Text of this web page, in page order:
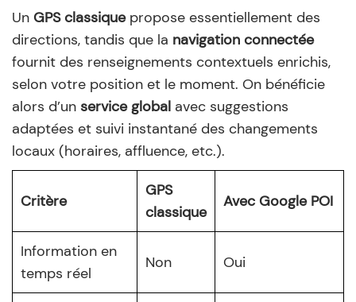
Un GPS classiquepropose essentiellement des
directions, tandis que la navigation connectée
fournit des renseignements contextuels enrichis,
selon votre position et le moment. On bénéficie
alors d’un service global avec suggestions
adaptées et suivi instantané des changements
locaux (horaires, affluence, etc.).
Critère
GPS
classique
Avec Google POI
Information en
temps réel
Non Oui